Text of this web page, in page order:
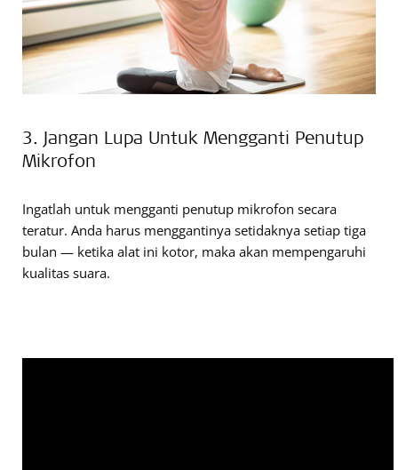
3. Jangan Lupa Untuk Mengganti Penutup
Mikrofon
Ingatlah untuk mengganti penutup mikrofon secara
teratur. Anda harus menggantinya setidaknya setiap tiga
bulan — ketika alat ini kotor, maka akan mempengaruhi
kualitas suara.